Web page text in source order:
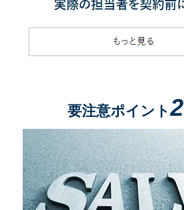
要注意ポイント2